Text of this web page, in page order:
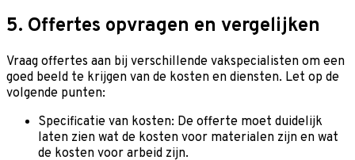
5. Offertes opvragen en vergelijken
Vraag offertes aan bij verschillende vakspecialisten om een
goed beeld te krijgen van de kosten en diensten. Let op de
volgende punten:
Specificatie van kosten: De offerte moet duidelijk
laten zien wat de kosten voor materialen zijn en wat
de kosten voor arbeid zijn.